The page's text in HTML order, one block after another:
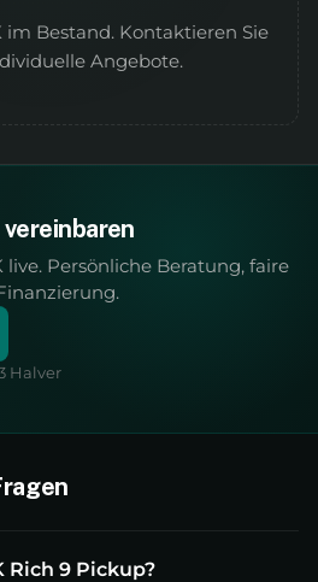
im Bestand. Kontaktieren Sie
Angebote.
live. Persönliche Beratung, faire
Halver
Rich 9 Pickup?